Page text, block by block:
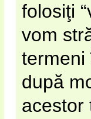
folosiţi
vom
termeni
după
acestor